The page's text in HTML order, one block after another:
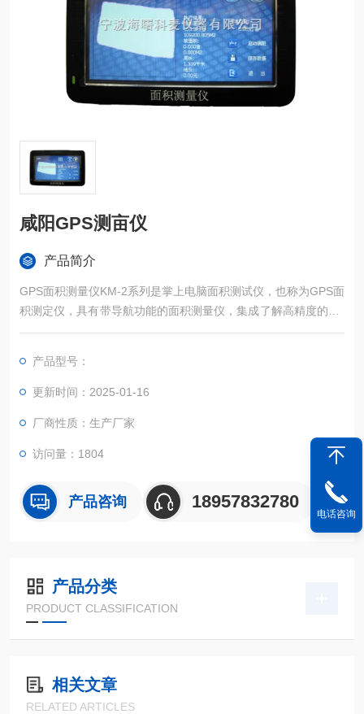
咸阳GPS测亩仪
产品简介
GPS面积测量仪KM-2系列是掌上电脑面积测试仪，也称为GPS面
积测定仪，具有带导航功能的面积测量仪，集成了解高精度的GP
S定位系统、精确的面积计算方法和智能化的掌上电脑系统，能
产品型号：
更新时间：2025-01-16
厂商性质：生产厂家
访问量：1804
产品咨询 18957832780
产品分类
PRODUCT CLASSIFICATION
相关文章
RELATED ARTICLES
电话咨询